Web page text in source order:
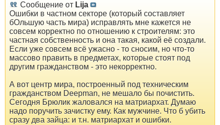
Сообщение от Lija
Ошибки в частном секторе (который составляет
бОльшую часть мира) исправлять мне кажется не
совсем корректно по отношению к строителям: это
частная собственность и она такая, какой её создали.
Если уже совсем всё ужасно - то сносим, но что-то
массово править в предметах, которые стоят под
другим гражданством - это некорректно.
А вот центр мира, построенный под техническим
гражданством Deepman, не мешало бы почистить.
Сегодня Брюлик жаловался на матриархат. Думаю
надо поручить зачистку ему. Как мужчине. Что б убить
сразу два зайца: и т.н. матриархат и ошибки.